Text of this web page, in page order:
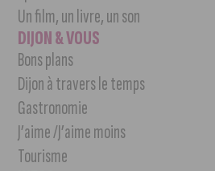
Un film, un livre, un son
DIJON & VOUS
Bons plans
Dijon à travers le temps
Gastronomie
J’aime /J’aime moins
Tourisme